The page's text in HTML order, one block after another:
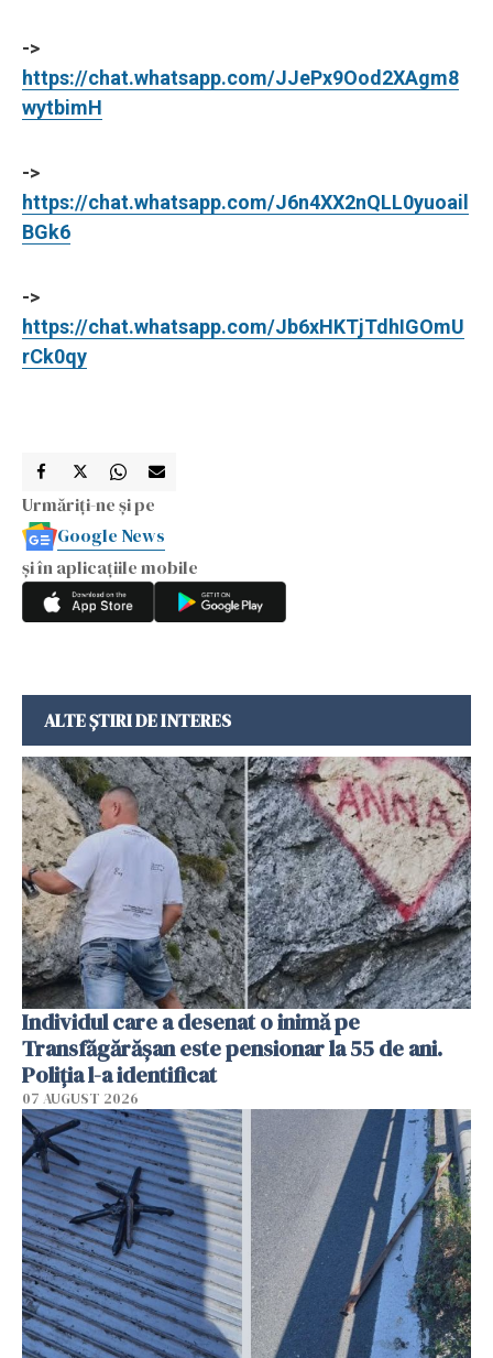
->
https://chat.whatsapp.com/JJePx9Ood2XAgm8
wytbimH
->
https://chat.whatsapp.com/J6n4XX2nQLL0yuoail
BGk6
->
https://chat.whatsapp.com/Jb6xHKTjTdhIGOmU
rCk0qy
Urmăriți-ne și pe
Google News
și în aplicațiile mobile
ALTE ȘTIRI DE INTERES
Individul care a desenat o inimă pe
Transfăgărășan este pensionar la 55 de ani.
Poliția l-a identificat
07 AUGUST 2026